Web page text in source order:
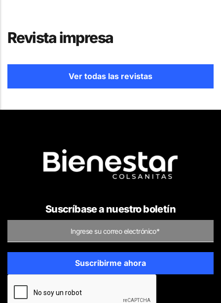
Revista impresa
Ver todas las revistas
Suscríbase a nuestro boletín